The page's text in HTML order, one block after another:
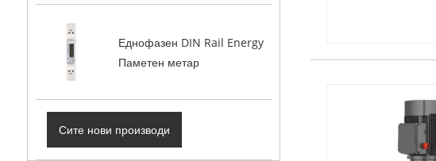
Еднофазен DIN Rail Energy
Паметен метар
Сите нови производи